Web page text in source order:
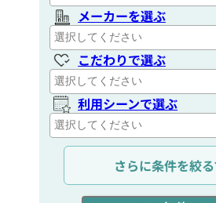
メーカーを選ぶ
こだわりで選ぶ
利用シーンで選ぶ
通信距離を選ぶ
出力を選ぶ
さらに条件を絞る